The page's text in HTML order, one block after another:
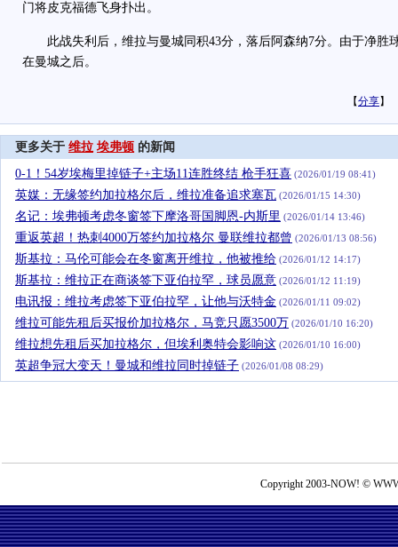
门将皮克福德飞身扑出。
此战失利后，维拉与曼城同积43分，落后阿森纳7分。由于净胜
在曼城之后。
【分享】
更多关于 维拉 埃弗顿 的新闻
0-1！54岁埃梅里掉链子+主场11连胜终结 枪手狂喜 (2026/01/19 08:41)
英媒：无缘签约加拉格尔后，维拉准备追求塞瓦 (2026/01/15 14:30)
名记：埃弗顿考虑冬窗签下摩洛哥国脚恩-内斯里 (2026/01/14 13:46)
重返英超！热刺4000万签约加拉格尔 曼联维拉都曾 (2026/01/13 08:56)
斯基拉：马伦可能会在冬窗离开维拉，他被推给 (2026/01/12 14:17)
斯基拉：维拉正在商谈签下亚伯拉罕，球员愿意 (2026/01/12 11:19)
电讯报：维拉考虑签下亚伯拉罕，让他与沃特金 (2026/01/11 09:02)
维拉可能先租后买报价加拉格尔，马竞只愿3500万 (2026/01/10 16:20)
维拉想先租后买加拉格尔，但埃利奥特会影响这 (2026/01/10 16:00)
英超争冠大变天！曼城和维拉同时掉链子 (2026/01/08 08:29)
Copyright 2003-NOW! ©